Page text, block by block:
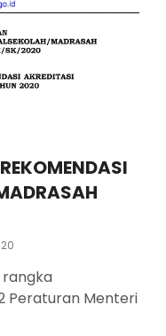
rangka
Peraturan Menteri